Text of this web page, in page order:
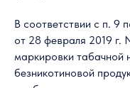
В соответствии с п. 9
от 28 февраля 2019
маркировки табачной
безникотиновой